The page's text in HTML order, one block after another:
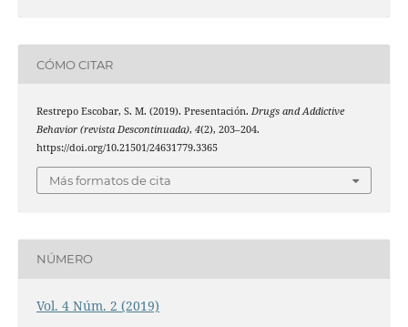
CÓMO CITAR
Restrepo Escobar, S. M. (2019). Presentación. Drugs and Addictive
Behavior (revista Descontinuada), 4(2), 203–204.
https://doi.org/10.21501/24631779.3365
Más formatos de cita
NÚMERO
Vol. 4 Núm. 2 (2019)